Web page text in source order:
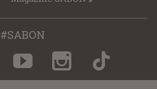
#SABON